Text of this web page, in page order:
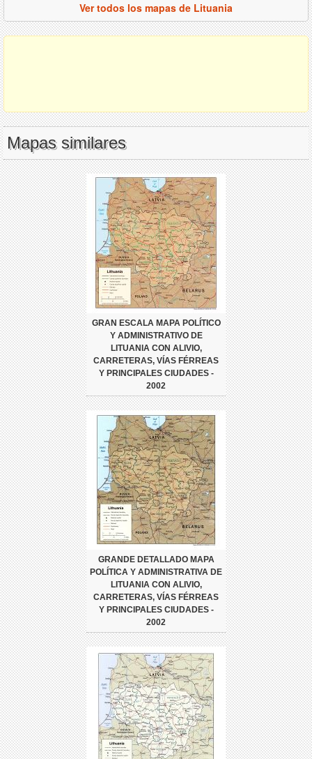
Ver todos los mapas de Lituania
Mapas similares
GRAN ESCALA MAPA POLÍTICO
Y ADMINISTRATIVO DE
LITUANIA CON ALIVIO,
CARRETERAS, VÍAS FÉRREAS
Y PRINCIPALES CIUDADES -
2002
GRANDE DETALLADO MAPA
POLÍTICA Y ADMINISTRATIVA DE
LITUANIA CON ALIVIO,
CARRETERAS, VÍAS FÉRREAS
Y PRINCIPALES CIUDADES -
2002